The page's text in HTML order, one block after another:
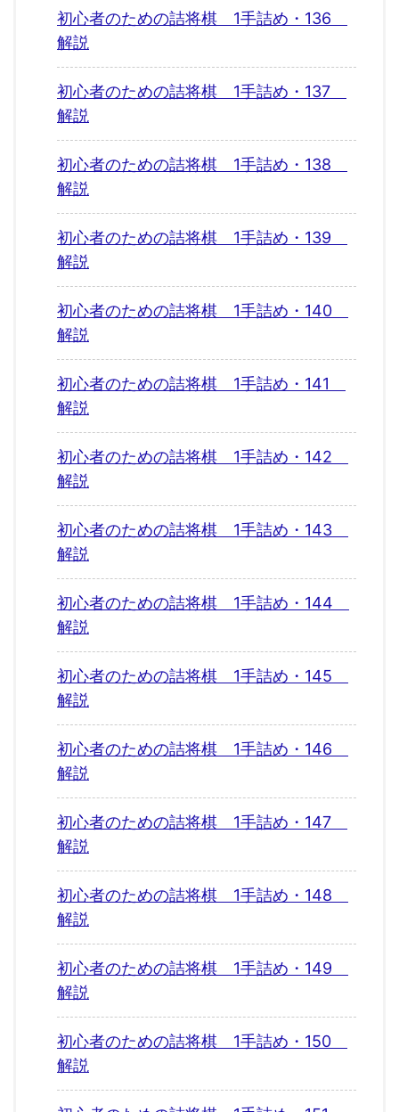
初心者のための詰将棋 1手詰め・136
解説
初心者のための詰将棋 1手詰め・137
解説
初心者のための詰将棋 1手詰め・138
解説
初心者のための詰将棋 1手詰め・139
解説
初心者のための詰将棋 1手詰め・140
解説
初心者のための詰将棋 1手詰め・141
解説
初心者のための詰将棋 1手詰め・142
解説
初心者のための詰将棋 1手詰め・143
解説
初心者のための詰将棋 1手詰め・144
解説
初心者のための詰将棋 1手詰め・145
解説
初心者のための詰将棋 1手詰め・146
解説
初心者のための詰将棋 1手詰め・147
解説
初心者のための詰将棋 1手詰め・148
解説
初心者のための詰将棋 1手詰め・149
解説
初心者のための詰将棋 1手詰め・150
解説